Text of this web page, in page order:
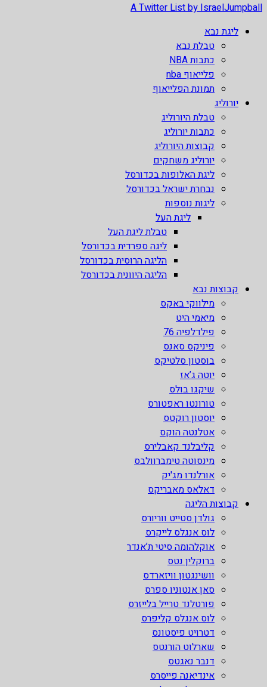
A Twitter List by IsraelJumpball
ליגת נבא
טבלת נבא
כתבות NBA
פלייאוף nba
תמונת הפלייאוף
יורוליג
טבלת היורוליג
כתבות יורוליג
קבוצות היורוליג
יורוליג משחקים
ליגת האלופות בכדורסל
נבחרת ישראל בכדורסל
ליגות נוספות
ליגת העל
טבלת ליגת העל
ליגה ספרדית בכדורסל
הליגה הרוסית בכדורסל
הליגה היוונית בכדורסל
קבוצות נבא
מילווקי באקס
מיאמי היט
פילדלפיה 76
פיניקס סאנס
בוסטון סלטיקס
יוטה ג’אז
שיקגו בולס
טורונטו ראפטורס
יוסטון רוקטס
אטלנטה הוקס
קליבלנד קאבלירס
מינסוטה טימברוולבס
אורלנדו מג'יק
דאלאס מאבריקס
קבוצות הליגה
גולדן סטייט ווריורס
לוס אנגלס לייקרס
אוקלהומה סיטי ת’אנדר
ברוקלין נטס
וושינגטון וויזארדס
סאן אנטוניו ספרס
פורטלנד טרייל בלייזרס
לוס אנגלס קליפרס
דטרויט פיסטונס
שארלוט הורנטס
דנבר נאגטס
אינדיאנה פייסרס